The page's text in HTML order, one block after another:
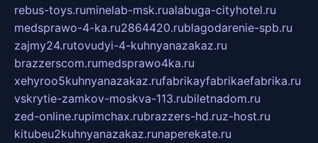
rebus-toys.ruminelab-msk.rualabuga-cityhotel.ru
medsprawo-4-ka.ru2864420.rublagodarenie-spb.ru
zajmy24.rutovudyi-4-kuhnyanazakaz.ru
brazzerscom.rumedsprawo4ka.ru
xehyroo5kuhnyanazakaz.rufabrikayfabrikaefabrika.ru
vskrytie-zamkov-moskva-113.rubiletnadom.ru
zed-online.rupimchax.rubrazzers-hd.ruz-host.ru
kitubeu2kuhnyanazakaz.runaperekate.ru